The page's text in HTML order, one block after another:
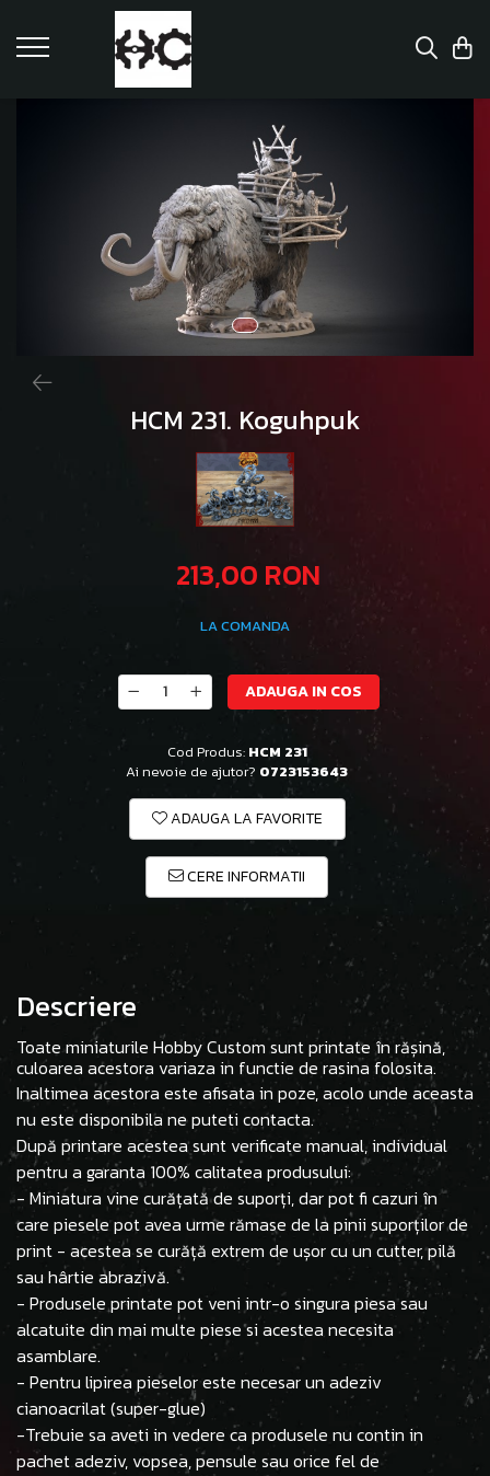
HCM 231. Koguhpuk
213,00 RON
LA COMANDA
ADAUGA IN COS
Cod Produs: HCM 231
Ai nevoie de ajutor? 0723153643
ADAUGA LA FAVORITE
CERE INFORMATII
Descriere
Toate miniaturile Hobby Custom sunt printate în rășină,
culoarea acestora variaza in functie de rasina folosita.
Inaltimea acestora este afisata in poze, acolo unde aceasta
nu este disponibila ne puteti contacta.
După printare acestea sunt verificate manual, individual
pentru a garanta 100% calitatea produsului:
- Miniatura vine curățată de suporți, dar pot fi cazuri în
care piesele pot avea urme rămase de la pinii suporților de
print - acestea se curăță extrem de ușor cu un cutter, pilă
sau hârtie abrazivă.
- Produsele printate pot veni intr-o singura piesa sau
alcatuite din mai multe piese si acestea necesita
asamblare.
- Pentru lipirea pieselor este necesar un adeziv
cianoacrilat (super-glue)
-Trebuie sa aveti in vedere ca produsele nu contin in
pachet adeziv, vopsea, pensule sau orice fel de